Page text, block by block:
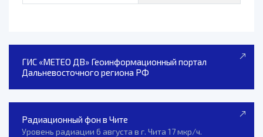
ГИС «МЕТЕО ДВ» Геоинформационный портал
Дальневосточного региона РФ
Радиационный фон в Чите
Уровень радиации 6 августа в г. Чита 17 мкр/ч.